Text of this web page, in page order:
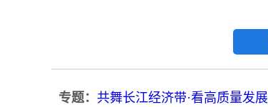
专题： 共舞长江经济带·看高质量发展